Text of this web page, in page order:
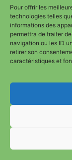
Pour offrir les
technologies telles
informations des
permettra de traiter
navigation ou les ID
retirer son
caractéristiques et
Thème Unique